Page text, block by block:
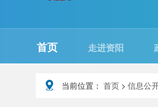
首页 走进资阳
当前位置： 首页 > 信息公